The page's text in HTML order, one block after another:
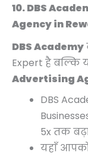
10. DBS
Agency in
DBS Academy
Expert है बल्कि
Advertising
DBS
5x तक
यहाँ